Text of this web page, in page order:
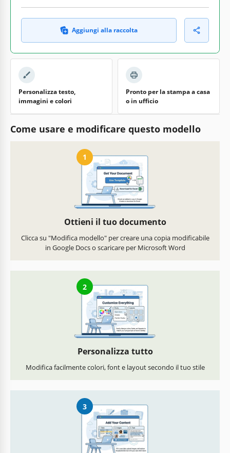
Aggiungi alla raccolta
Personalizza testo,
immagini e colori
Pronto per la stampa a casa
o in ufficio
Come usare e modificare questo modello
1
Ottieni il tuo documento
Clicca su "Modifica modello" per creare una copia modificabile
in Google Docs o scaricare per Microsoft Word
2
Personalizza tutto
Modifica facilmente colori, font e layout secondo il tuo stile
3